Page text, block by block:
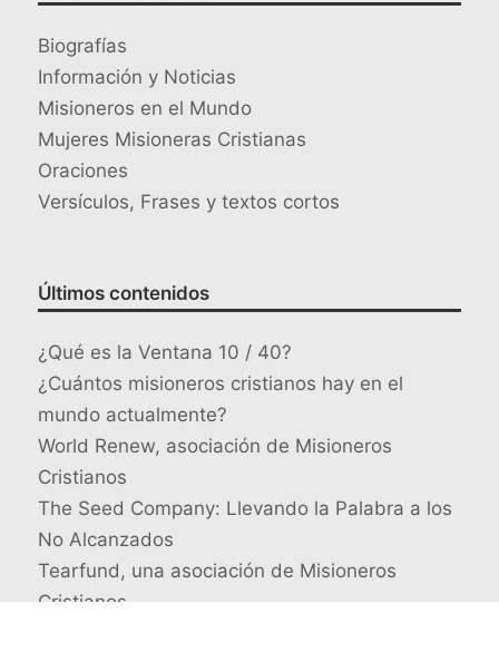
Biografías
Información y Noticias
Misioneros en el Mundo
Mujeres Misioneras Cristianas
Oraciones
Versículos, Frases y textos cortos
Últimos contenidos
¿Qué es la Ventana 10 / 40?
¿Cuántos misioneros cristianos hay en el
mundo actualmente?
World Renew, asociación de Misioneros
Cristianos
The Seed Company: Llevando la Palabra a los
No Alcanzados
Tearfund, una asociación de Misioneros
Cristianos